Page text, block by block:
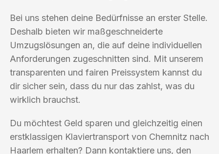
Bei uns stehen deine Bedürfnisse an erster Stelle.
Deshalb bieten wir maßgeschneiderte
Umzugslösungen an, die auf deine individuellen
Anforderungen zugeschnitten sind. Mit unserem
transparenten und fairen Preissystem kannst du
dir sicher sein, dass du nur das zahlst, was du
wirklich brauchst.
Du möchtest Geld sparen und gleichzeitig einen
erstklassigen Klaviertransport von Chemnitz nach
Haarlem erhalten? Dann kontaktiere uns, den